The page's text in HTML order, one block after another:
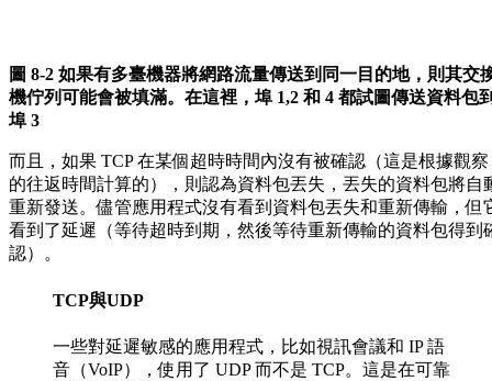
圖 8-2 如果有多臺機器將網路流量傳送到同一目的地，則其交
機佇列可能會被填滿。在這裡，埠 1,2 和 4 都試圖傳送資料包
埠 3
而且，如果 TCP 在某個超時時間內沒有被確認（這是根據觀察
的往返時間計算的），則認為資料包丟失，丟失的資料包將自
重新發送。儘管應用程式沒有看到資料包丟失和重新傳輸，但
看到了延遲（等待超時到期，然後等待重新傳輸的資料包得到
認）。
TCP與UDP
一些對延遲敏感的應用程式，比如視訊會議和 IP 語
音（VoIP），使用了 UDP 而不是 TCP。這是在可靠